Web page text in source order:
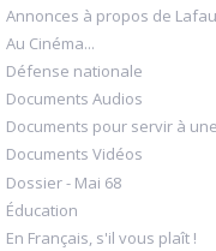
Annonces à propos de
Au Cinéma...
Défense nationale
Documents Audios
Documents pour servir à
Documents Vidéos
Dossier - Mai 68
Éducation
En Français, s'il vous plaît !